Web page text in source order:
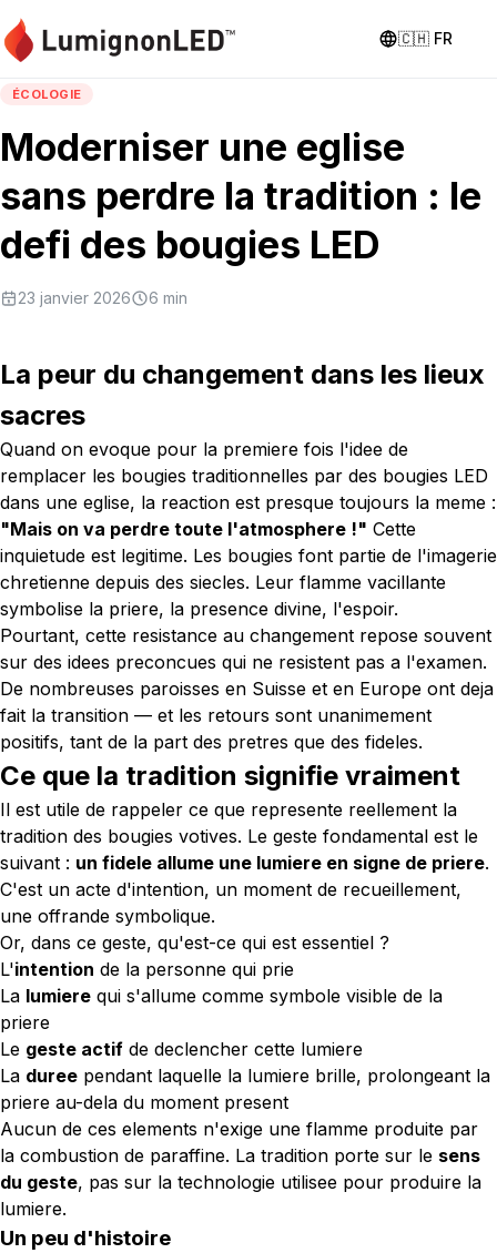
🇨🇭 FR
ÉCOLOGIE
Moderniser une eglise
sans perdre la tradition : le
defi des bougies LED
23 janvier 2026 6 min
La peur du changement dans les lieux
sacres
Quand on evoque pour la premiere fois l'idee de
remplacer les bougies traditionnelles par des bougies LED
dans une eglise, la reaction est presque toujours la meme :
"Mais on va perdre toute l'atmosphere !" Cette
inquietude est legitime. Les bougies font partie de l'imagerie
chretienne depuis des siecles. Leur flamme vacillante
symbolise la priere, la presence divine, l'espoir.
Pourtant, cette resistance au changement repose souvent
sur des idees preconcues qui ne resistent pas a l'examen.
De nombreuses paroisses en Suisse et en Europe ont deja
fait la transition — et les retours sont unanimement
positifs, tant de la part des pretres que des fideles.
Ce que la tradition signifie vraiment
Il est utile de rappeler ce que represente reellement la
tradition des bougies votives. Le geste fondamental est le
suivant : un fidele allume une lumiere en signe de priere.
C'est un acte d'intention, un moment de recueillement,
une offrande symbolique.
Or, dans ce geste, qu'est-ce qui est essentiel ?
L'intention de la personne qui prie
La lumiere qui s'allume comme symbole visible de la
priere
Le geste actif de declencher cette lumiere
La duree pendant laquelle la lumiere brille, prolongeant la
priere au-dela du moment present
Aucun de ces elements n'exige une flamme produite par
la combustion de paraffine. La tradition porte sur le sens
du geste, pas sur la technologie utilisee pour produire la
lumiere.
Un peu d'histoire